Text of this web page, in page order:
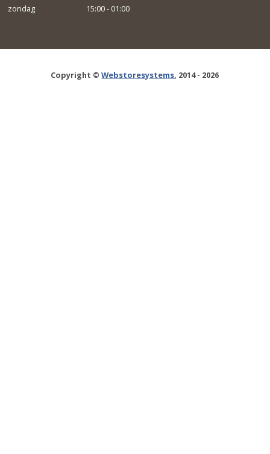
zondag
15:00 - 01:00
Copyright ©Webstoresystems, 2014 - 2026